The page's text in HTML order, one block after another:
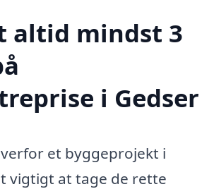
altid mindst 3
i Gedser
et byggeprojekt i
vigtigt at tage de rette